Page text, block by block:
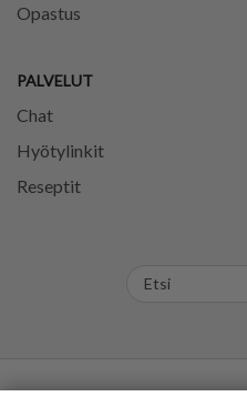
Opastus
PALVELUT
Chat
Hyötylinkit
Reseptit